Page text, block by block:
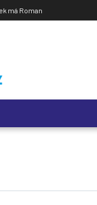
má Roman